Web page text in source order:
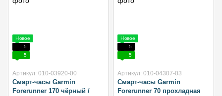
Новое
5
5
Артикул: 010-03920-00
Смарт-часы Garmin
Forerunner 170 чёрный /
Новое
5
5
Артикул: 010-04307-03
Смарт-часы Garmin
Forerunner 70 прохладная